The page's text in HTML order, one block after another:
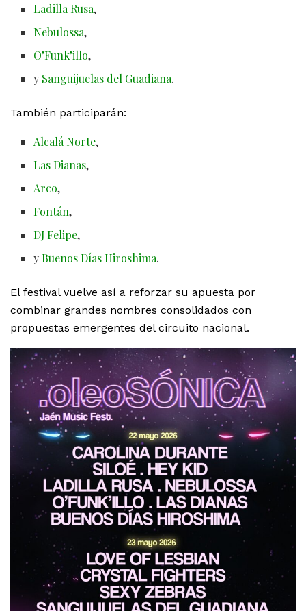
Ladilla Rusa,
Nebulossa,
O’Funk’illo,
y Sanguijuelas del Guadiana.
También participarán:
Alcalá Norte,
Las Dianas,
Arco,
Fontán,
DJ Felipe,
yBuenos Días Hiroshima.
El festival vuelve así a reforzar su apuesta por
combinar grandes nombres consolidados con
propuestas emergentes del circuito nacional.